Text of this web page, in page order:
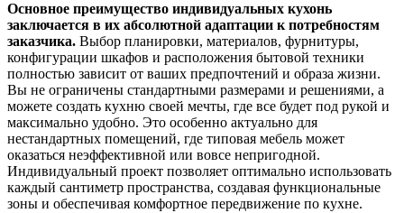
Основное преимущество индивидуальных кухонь
заключается в их абсолютной адаптации к потребностям
заказчика. Выбор планировки, материалов, фурнитуры,
конфигурации шкафов и расположения бытовой техники
полностью зависит от ваших предпочтений и образа жизни.
Вы не ограничены стандартными размерами и решениями, а
можете создать кухню своей мечты, где все будет под рукой и
максимально удобно. Это особенно актуально для
нестандартных помещений, где типовая мебель может
оказаться неэффективной или вовсе непригодной.
Индивидуальный проект позволяет оптимально использовать
каждый сантиметр пространства, создавая функциональные
зоны и обеспечивая комфортное передвижение по кухне.